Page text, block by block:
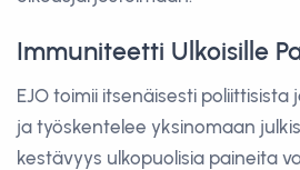
Immuniteetti Ulkoisille
EJO toimii itsenäisesti
ja työskentelee yksinomaan
kestävyys ulkopuolisia paineita